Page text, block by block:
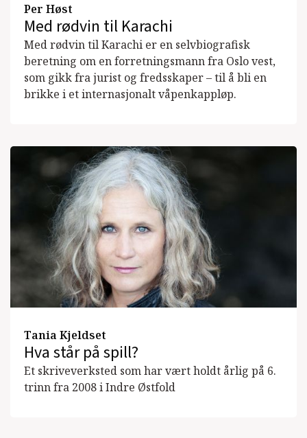
Per Høst
Med rødvin til Karachi
Med rødvin til Karachi er en selvbiografisk
beretning om en forretningsmann fra Oslo vest,
som gikk fra jurist og fredsskaper – til å bli en
brikke i et internasjonalt våpenkappløp.
Tania Kjeldset
Hva står på spill?
Et skriveverksted som har vært holdt årlig på 6.
trinn fra 2008 i Indre Østfold